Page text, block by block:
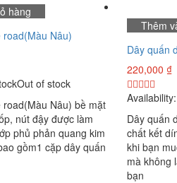
hàng
road(Màu Nâu)
Out of stock
road(Màu Nâu) bề mặt
nút đậy được làm
phủ phản quang kim
gồm1 cặp dây quấn
Thêm
Dây quấn
220,000 ₫
Availability:
Dây quấn
chất kết
khi bạn
mà không
bạn